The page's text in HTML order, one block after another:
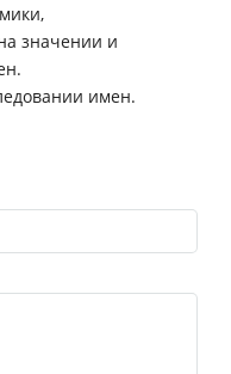
значении и
имен.